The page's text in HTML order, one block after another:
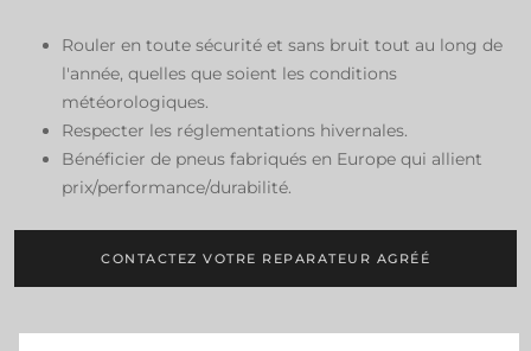
Rouler en toute sécurité et sans bruit tout au long de
l'année, quelles que soient les conditions
météorologiques.
Respecter les réglementations hivernales.
Bénéficier de pneus fabriqués en Europe qui allient
prix/performance/durabilité.
CONTACTEZ VOTRE REPARATEUR AGRÉÉ